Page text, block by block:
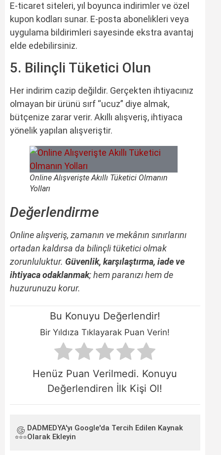
E-ticaret siteleri, yıl boyunca indirimler ve özel
kupon kodları sunar. E-posta abonelikleri veya
uygulama bildirimleri sayesinde ekstra avantaj
elde edebilirsiniz.
5. Bilinçli Tüketici Olun
Her indirim cazip değildir. Gerçekten ihtiyacınız
olmayan bir ürünü sırf “ucuz” diye almak,
bütçenize zarar verir. Akıllı alışveriş, ihtiyaca
yönelik yapılan alışveriştir.
Online Alışverişte Akıllı Tüketici Olmanın
Yolları
Değerlendirme
Online alışveriş, zamanın ve mekânın sınırlarını
ortadan kaldırsa da bilinçli tüketici olmak
zorunluluktur. Güvenlik, karşılaştırma, iade ve
ihtiyaca odaklanmak; hem paranızı hem de
huzurunuzu korur.
Bu Konuyu Değerlendir!
Bir Yıldıza Tıklayarak Puan Verin!
Henüz Puan Verilmedi. Konuyu
Değerlendiren İlk Kişi Ol!
DADMEDYA'yı Google'da Tercih Edilen Kaynak
Olarak Ekleyin